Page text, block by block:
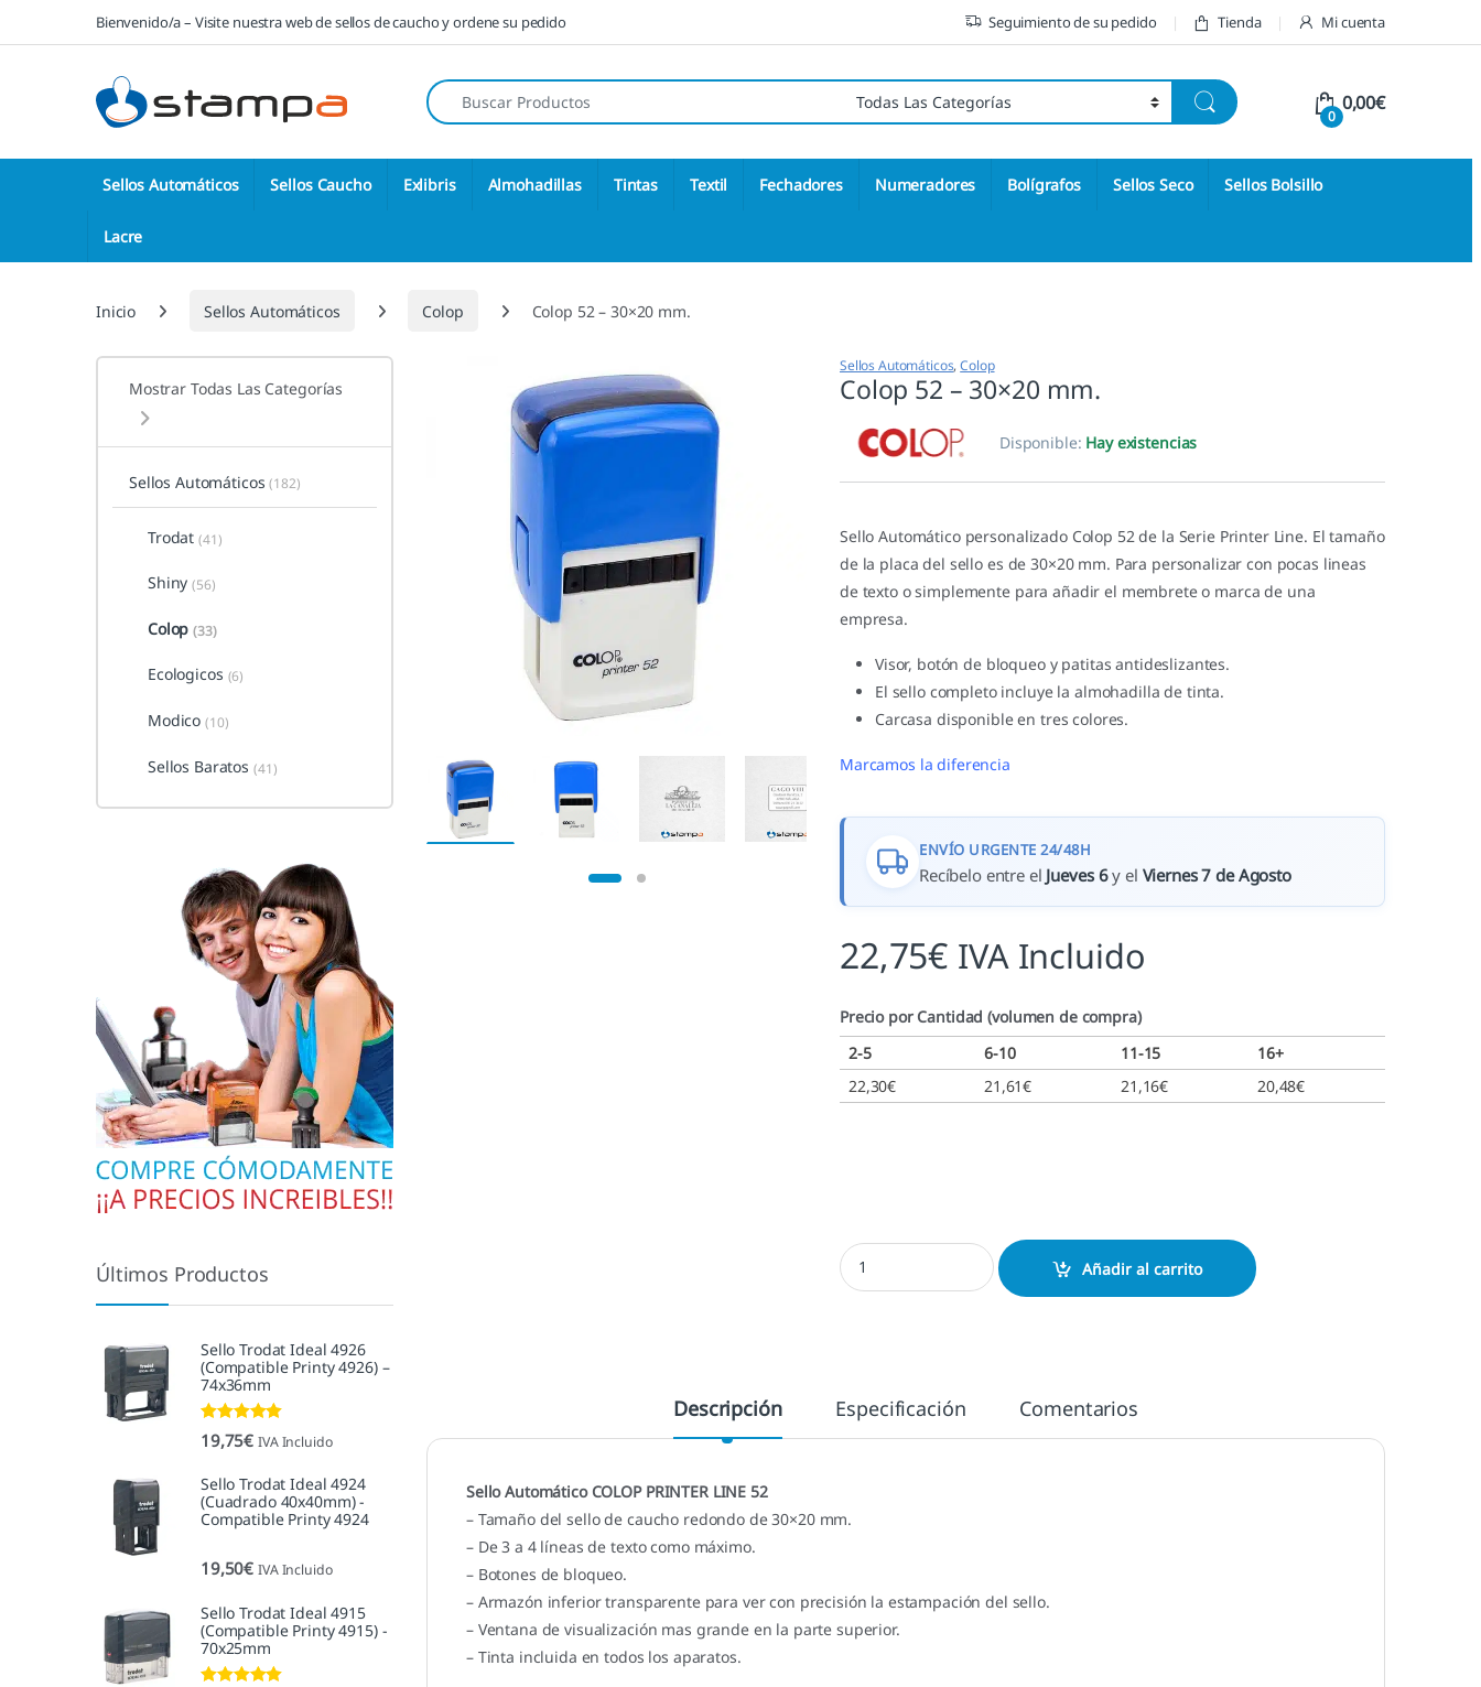
Saltar a la navegación
Saltar al contenidoBienvenido/a – Visite nuestra web de sellos de caucho y ordene su pedido Seguimiento de su pedido Tienda Mi cuenta
Búsqueda de:
0
0,00€
Sellos Automáticos Sellos Caucho Exlibris Almohadillas Tintas Textil Fechadores Numeradores Bolígrafos Sellos Seco Sellos Bolsillo
Lacre
Inicio Sellos Automáticos Colop Colop 52 – 30×20 mm.
Sellos Automáticos,Colop
Colop 52 – 30×20 mm.
Disponible: Hay existencias
Sello Automático personalizado Colop 52 de la Serie Printer Line. El tamaño
de la placa del sello es de 30×20 mm. Para personalizar con pocas lineas
de texto o simplemente para añadir el membrete o marca de una
empresa.
Visor, botón de bloqueo y patitas antideslizantes.
El sello completo incluye la almohadilla de tinta.
Carcasa disponible en tres colores.
Marcamos la diferencia
ENVÍO URGENTE 24/48H
Recíbelo entre el Jueves 6y el Viernes 7 de Agosto
22,75€ IVA Incluido
Precio por Cantidad (volumen de compra)
2-5
6-10 11-15
16+
22,30€ 21,61€ 21,16€ 20,48€
Colop 52 - 30x20 mm. cantidad
Añadir al carrito
Descripción Especificación Comentarios
Sello Automático COLOP PRINTER LINE 52
– Tamaño del sello de caucho redondo de 30×20 mm.
– De 3 a 4 líneas de texto como máximo.
– Botones de bloqueo.
– Armazón inferior transparente para ver con precisión la estampación del sello.
– Ventana de visualización mas grande en la parte superior.
– Tinta incluida en todos los aparatos.
Mostrar Todas Las Categorías
Sellos Automáticos(182)
Trodat (41)
Shiny (56)
Colop (33)
Ecologicos (6)
Modico (10)
Sellos Baratos (41)
Últimos Productos
Sello Trodat Ideal 4926
(Compatible Printy 4926) –
74x36mm
Valorado con
5.00de 5
19,75€ IVA Incluido
Sello Trodat Ideal 4924
(Cuadrado 40x40mm) -
Compatible Printy 4924
19,50€ IVA Incluido
Sello Trodat Ideal 4915
(Compatible Printy 4915) -
70x25mm